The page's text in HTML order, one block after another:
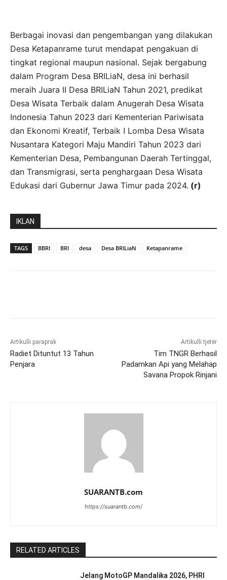
Berbagai inovasi dan pengembangan yang dilakukan
Desa Ketapanrame turut mendapat pengakuan di
tingkat regional maupun nasional. Sejak bergabung
dalam Program Desa BRILiaN, desa ini berhasil
meraih Juara II Desa BRILiaN Tahun 2021, predikat
Desa Wisata Terbaik dalam Anugerah Desa Wisata
Indonesia Tahun 2023 dari Kementerian Pariwisata
dan Ekonomi Kreatif, Terbaik I Lomba Desa Wisata
Nusantara Kategori Maju Mandiri Tahun 2023 dari
Kementerian Desa, Pembangunan Daerah Tertinggal,
dan Transmigrasi, serta penghargaan Desa Wisata
Edukasi dari Gubernur Jawa Timur pada 2024. (r)
IKLAN
TAGS BBRI BRI desa Desa BRILiaN Ketapanrame
Artikulli paraprak
Radiet Dituntut 13 Tahun
Penjara
Artikulli tjetër
Tim TNGR Berhasil
Padamkan Api yang Melahap
Savana Propok Rinjani
SUARANTB.com
https://suarantb.com/
RELATED ARTICLES
Jelang MotoGP Mandalika 2026, PHRI